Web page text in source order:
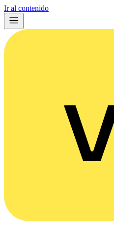
Ir al contenido